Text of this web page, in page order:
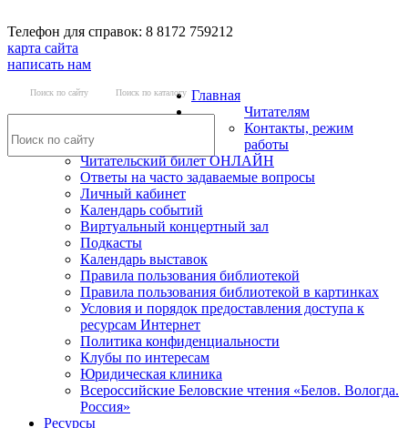
Телефон для справок: 8 8172 759212
карта сайта
написать нам
Поиск по сайту Поиск по каталогу Главная
Читателям
Контакты, режим
работы
Читательский билет ОНЛАЙН
Ответы на часто задаваемые вопросы
Личный кабинет
Календарь событий
Виртуальный концертный зал
Подкасты
Календарь выставок
Правила пользования библиотекой
Правила пользования библиотекой в картинках
Условия и порядок предоставления доступа к
ресурсам Интернет
Политика конфиденциальности
Клубы по интересам
Юридическая клиника
Всероссийские Беловские чтения «Белов. Вологда.
Россия»
Ресурсы